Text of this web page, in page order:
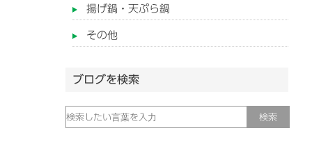
揚げ鍋・天ぷら鍋
その他
ブログを検索